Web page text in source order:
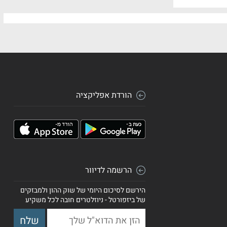
הורדת אפליקציה
הרשמה לדיוור
הירשם לסיכום היומי של שוק ההון ולמבזקים
של ביזפורטל - ניוזלטרים חובה לכל משקיע